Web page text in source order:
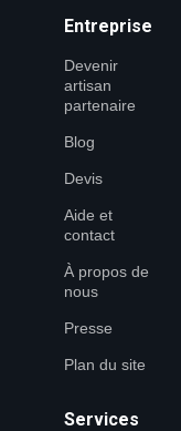
Entreprise
Devenir
artisan
partenaire
Blog
Devis
Aide et
contact
À propos de
nous
Presse
Plan du site
Services